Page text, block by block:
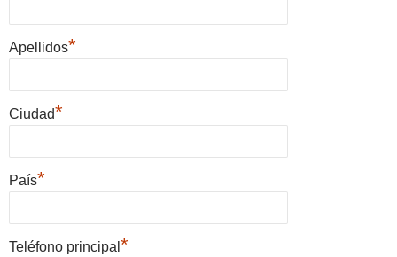
Apellidos*
Ciudad*
País*
Teléfono principal *